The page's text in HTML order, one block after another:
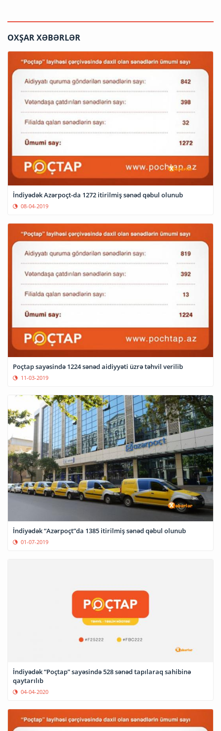
OXŞAR XƏBƏRLƏR
İndiyədək Azərpoçt-da 1272 itirilmiş sənəd qəbul olunub
08-04-2019
Poçtap sayəsində 1224 sənəd aidiyyəti üzrə təhvil verilib
11-03-2019
İndiyədək “Azərpoçt”da 1385 itirilmiş sənəd qəbul olunub
01-07-2019
İndiyədək “Poçtap” sayəsində 528 sənəd tapılaraq sahibinə
qaytarılıb
04-04-2020